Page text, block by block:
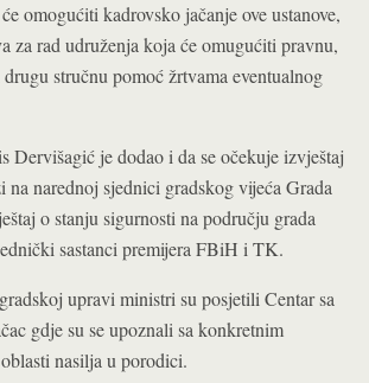
omogućiti kadrovsko jačanje ove ustanove,
za rad udruženja koja će omugućiti pravnu,
stručnu pomoć žrtvama eventualnog
Dervišagić je dodao i da se očekuje izvještaj
na narednoj sjednici gradskog vijeća Grada
o stanju sigurnosti na području grada
sastanci premijera FBiH i TK.
upravi ministri su posjetili Centar sa
gdje su se upoznali sa konkretnim
nasilja u porodici.